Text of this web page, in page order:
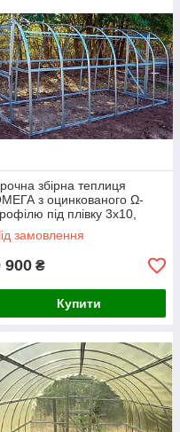
збірна теплиця
з оцинкованого Ω-
під плівку 3х10,
без плівки
замовлення
900 ₴
Купити